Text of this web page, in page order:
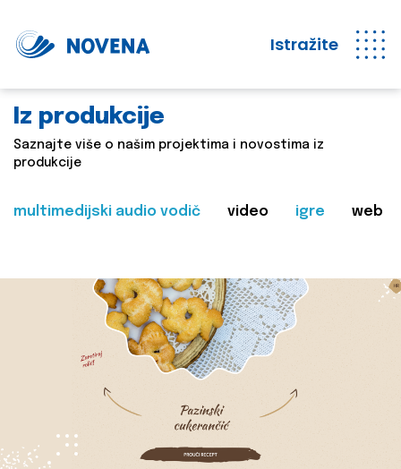
Istražite
Iz produkcije
Saznajte više o našim projektima i novostima iz
produkcije
multimedijski audio vodič video igre web